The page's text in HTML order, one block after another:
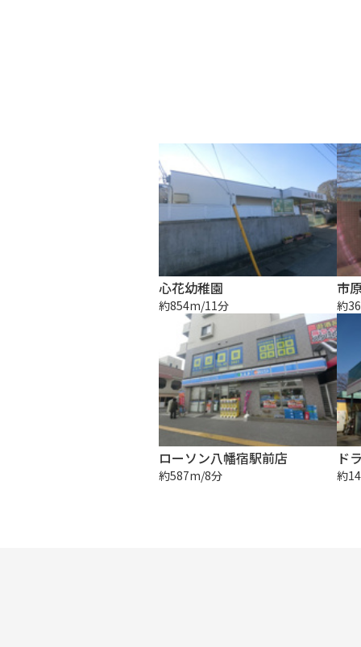
心花幼稚園
約854m/11分
市
約
ローソン八幡宿駅前店
約587m/8分
ド
約